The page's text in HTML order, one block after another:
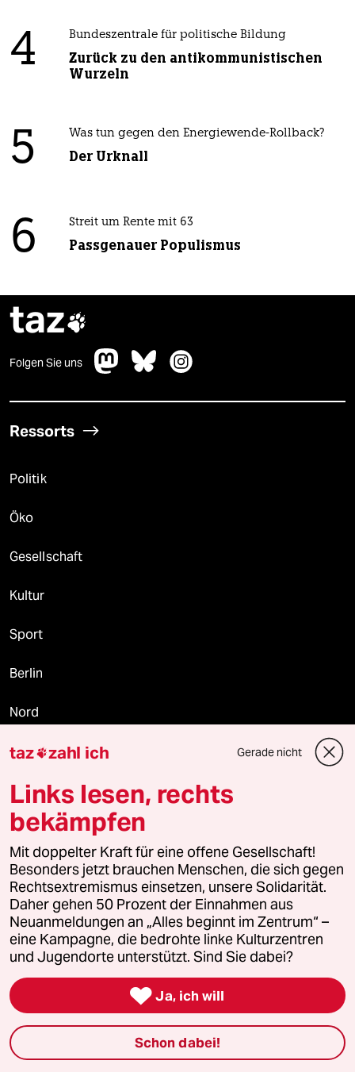
4 Bundeszentrale für politische Bildung
Zurück zu den antikommunistischen
Wurzeln
5 Was tun gegen den Energiewende-Rollback?
Der Urknall
6 Streit um Rente mit 63
Passgenauer Populismus
taz
Folgen Sie uns
Ressorts
Politik
Öko
Gesellschaft
Kultur
Sport
Berlin
Nord
Wahrheit
Themen
Hitze
Surfen
Landtagswahl in Sachsen-Anhalt
Gewalt gegen Frauen
Nahost-Konflikt
taz zahl ich Gerade nicht
Links lesen, rechts
bekämpfen
Mit doppelter Kraft für eine offene Gesellschaft!
Besonders jetzt brauchen Menschen, die sich gegen
Rechtsextremismus einsetzen, unsere Solidarität.
Daher gehen 50 Prozent der Einnahmen aus
Neuanmeldungen an „Alles beginnt im Zentrum“ –
eine Kampagne, die bedrohte linke Kulturzentren
und Jugendorte unterstützt. Sind Sie dabei?
 Ja, ich will
Schon dabei!